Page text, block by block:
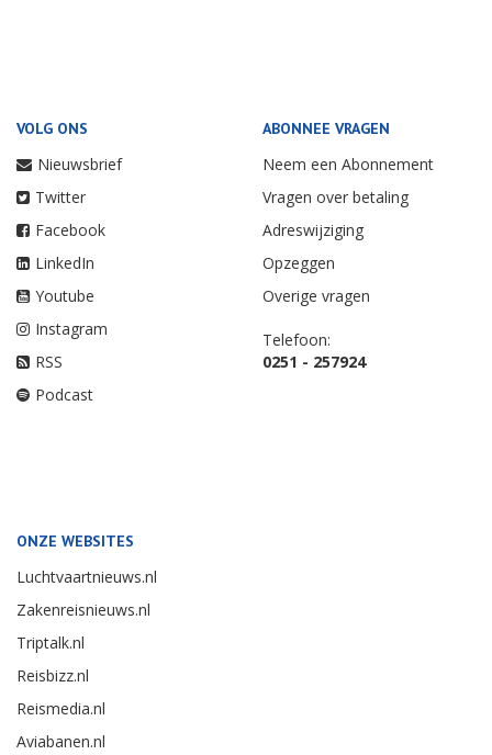
VOLG ONS
Nieuwsbrief
Twitter
Facebook
LinkedIn
Youtube
Instagram
RSS
Podcast
ABONNEE VRAGEN
Neem een Abonnement
Vragen over betaling
Adreswijziging
Opzeggen
Overige vragen
Telefoon:
0251 - 257924
ONZE WEBSITES
Luchtvaartnieuws.nl
Zakenreisnieuws.nl
Triptalk.nl
Reisbizz.nl
Reismedia.nl
Aviabanen.nl